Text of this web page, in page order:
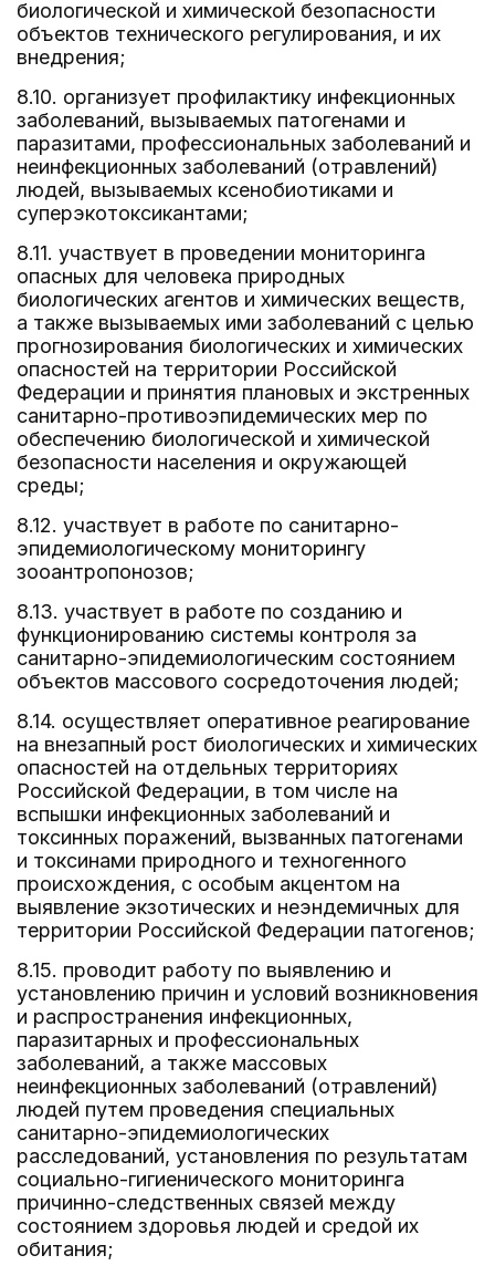
биологической и химической безопасности
объектов технического регулирования, и их
внедрения;
8.10. организует профилактику инфекционных
заболеваний, вызываемых патогенами и
паразитами, профессиональных заболеваний и
неинфекционных заболеваний (отравлений)
людей, вызываемых ксенобиотиками и
суперэкотоксикантами;
8.11. участвует в проведении мониторинга
опасных для человека природных
биологических агентов и химических веществ,
а также вызываемых ими заболеваний с целью
прогнозирования биологических и химических
опасностей на территории Российской
Федерации и принятия плановых и экстренных
санитарно-противоэпидемических мер по
обеспечению биологической и химической
безопасности населения и окружающей
среды;
8.12. участвует в работе по санитарно-
эпидемиологическому мониторингу
зооантропонозов;
8.13. участвует в работе по созданию и
функционированию системы контроля за
санитарно-эпидемиологическим состоянием
объектов массового сосредоточения людей;
8.14. осуществляет оперативное реагирование
на внезапный рост биологических и химических
опасностей на отдельных территориях
Российской Федерации, в том числе на
вспышки инфекционных заболеваний и
токсинных поражений, вызванных патогенами
и токсинами природного и техногенного
происхождения, с особым акцентом на
выявление экзотических и неэндемичных для
территории Российской Федерации патогенов;
8.15. проводит работу по выявлению и
установлению причин и условий возникновения
и распространения инфекционных,
паразитарных и профессиональных
заболеваний, а также массовых
неинфекционных заболеваний (отравлений)
людей путем проведения специальных
санитарно-эпидемиологических
расследований, установления по результатам
социально-гигиенического мониторинга
причинно-следственных связей между
состоянием здоровья людей и средой их
обитания;